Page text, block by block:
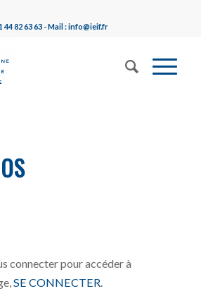
44 82 63 63 - Mail : info@ieif.fr
connecter pour accéder à
SE CONNECTER